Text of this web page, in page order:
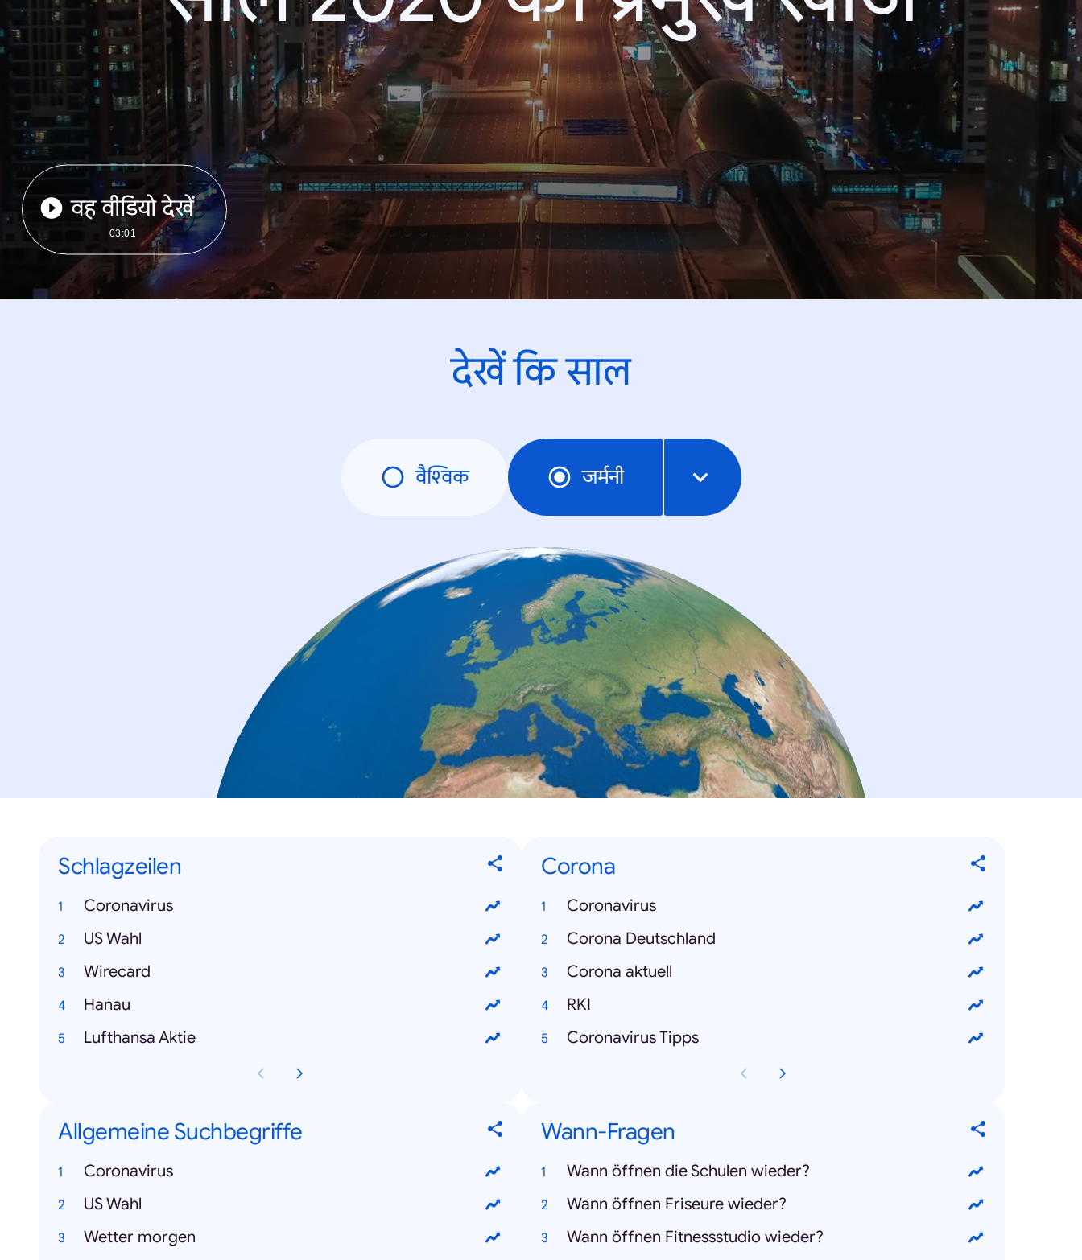
वह वीडियो देखें
03:01
देखें कि साल
वैश्विक जर्मनी
Schlagzeilen
Coronavirus
US Wahl
Wirecard
Hanau
Lufthansa Aktie
Corona
Coronavirus
Corona Deutschland
Corona aktuell
RKI
Coronavirus Tipps
Allgemeine Suchbegriffe
Coronavirus
US Wahl
Wetter morgen
Wann-Fragen
Wann öffnen die Schulen wieder?
Wann öffnen Friseure wieder?
Wann öffnen Fitnessstudio wieder?